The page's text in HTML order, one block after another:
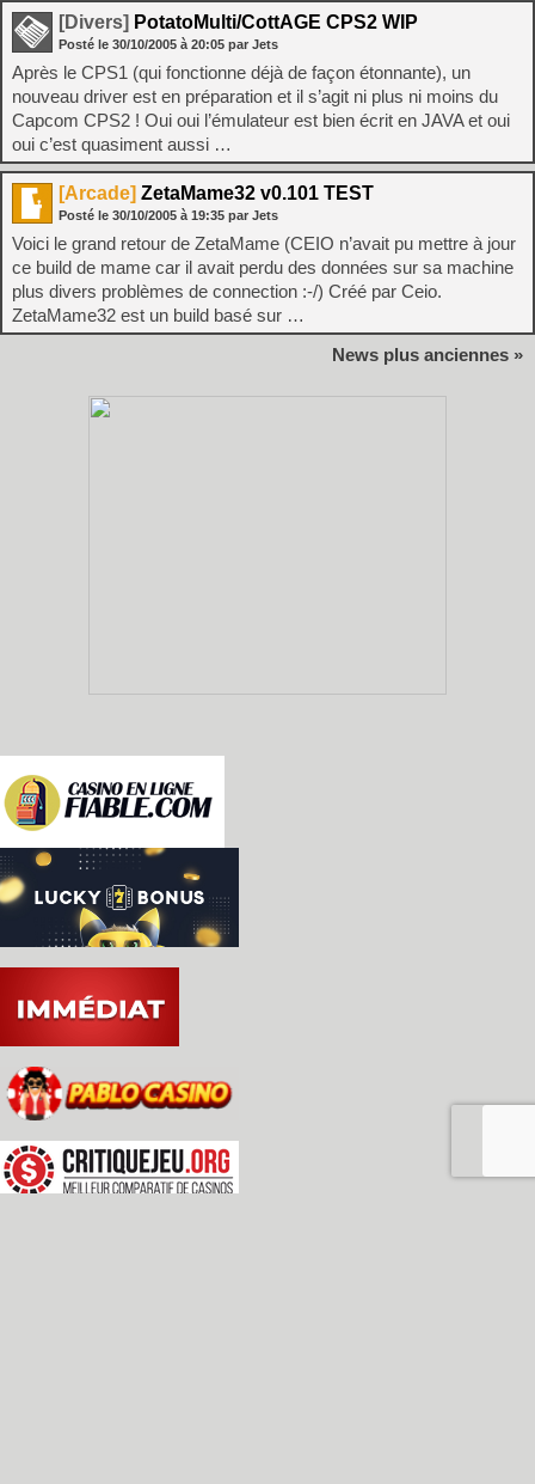
[Divers] PotatoMulti/CottAGE CPS2 WIP
Posté le 30/10/2005 à 20:05 par Jets
Après le CPS1 (qui fonctionne déjà de façon étonnante), un
nouveau driver est en préparation et il s’agit ni plus ni moins du
Capcom CPS2 ! Oui oui l’émulateur est bien écrit en JAVA et oui
oui c’est quasiment aussi …
[Arcade] ZetaMame32 v0.101 TEST
Posté le 30/10/2005 à 19:35 par Jets
Voici le grand retour de ZetaMame (CEIO n’avait pu mettre à jour
ce build de mame car il avait perdu des données sur sa machine
plus divers problèmes de connection :-/) Créé par Ceio.
ZetaMame32 est un build basé sur …
News plus anciennes »